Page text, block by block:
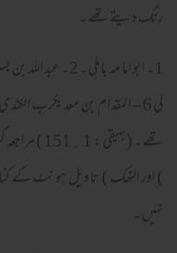
رنگ دیتے تھے ۔
لی 6 – المقدام بن معد یکرب
) اور النھک ) تا ویل ہو نٹ کے
نہیں ۔